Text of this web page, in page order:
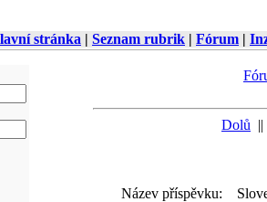
stránka | Seznam rubrik | Fórum |
Dolů
Název příspěvku: